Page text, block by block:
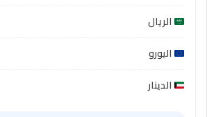
الريال
اليورو
الدينار